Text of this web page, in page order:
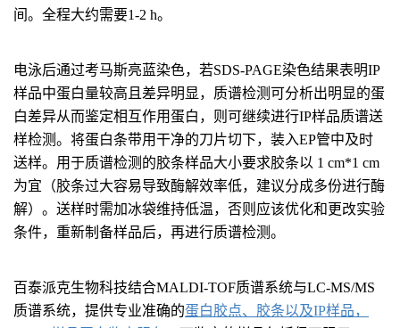
间。全程大约需要1-2 h。
电泳后通过考马斯亮蓝染色，若SDS-PAGE染色结果表明IP
样品中蛋白量较高且差异明显，质谱检测可分析出明显的蛋
白差异从而鉴定相互作用蛋白，则可继续进行IP样品质谱送
样检测。将蛋白条带用干净的刀片切下，装入EP管中及时
送样。用于质谱检测的胶条样品大小要求胶条以 1 cm*1 cm
为宜（胶条过大容易导致酶解效率低，建议分成多份进行酶
解）。送样时需加冰袋维持低温，否则应该优化和更改实验
条件，重新制备样品后，再进行质谱检测。
百泰派克生物科技结合MALDI-TOF质谱系统与LC-MS/MS
质谱系统，提供专业准确的蛋白胶点、 胶条以及IP样品，